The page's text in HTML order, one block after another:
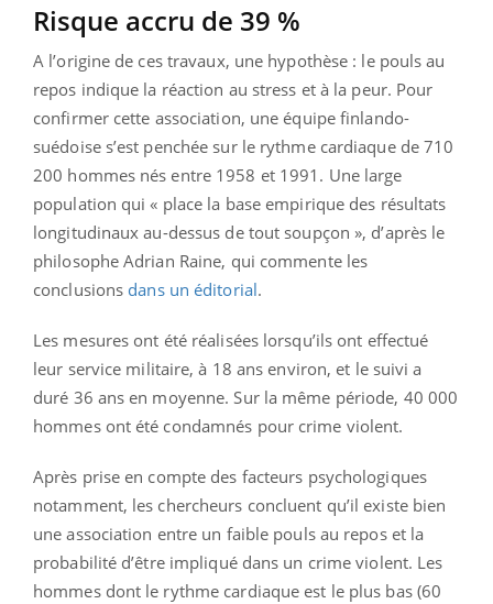
Risque accru de 39 %
A l’origine de ces travaux, une hypothèse : le pouls au
repos indique la réaction au stress et à la peur. Pour
confirmer cette association, une équipe finlando-
suédoise s’est penchée sur le rythme cardiaque de 710
200 hommes nés entre 1958 et 1991. Une large
population qui « place la base empirique des résultats
longitudinaux au-dessus de tout soupçon », d’après le
philosophe Adrian Raine, qui commente les
conclusions dans un éditorial.
Les mesures ont été réalisées lorsqu’ils ont effectué
leur service militaire, à 18 ans environ, et le suivi a
duré 36 ans en moyenne. Sur la même période, 40 000
hommes ont été condamnés pour crime violent.
Après prise en compte des facteurs psychologiques
notamment, les chercheurs concluent qu’il existe bien
une association entre un faible pouls au repos et la
probabilité d’être impliqué dans un crime violent. Les
hommes dont le rythme cardiaque est le plus bas (60